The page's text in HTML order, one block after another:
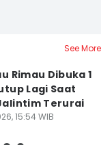
See More
Rimau Dibuka 1
Lagi Saat
Terurai
15:54 WIB